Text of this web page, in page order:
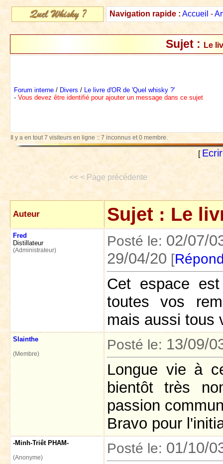
Navigation rapide : Accueil -
Sujet : Le
Forum interne / Divers / Le livre d'OR de 'Quel whisky ?'
- Vous devez être identifié pour ajouter un message dans ce sujet
Il y a en tout 7 visiteurs en ligne :: 7 inconnus et 0 membre.
[
<< < Page précédente
Auteur Sujet : Le
Fred
Distillateur
(Administrateur)
Posté le: 02/07/
29/04/20 [
Cet espace
toutes vos
mais aussi tous
Slainthe
(Membre)
Posté le: 13/09/
Longue vie à
bientôt très
passion
Bravo pour
-Minh-Triêt PHAM-
(Anonyme)
Posté le: 01/10/